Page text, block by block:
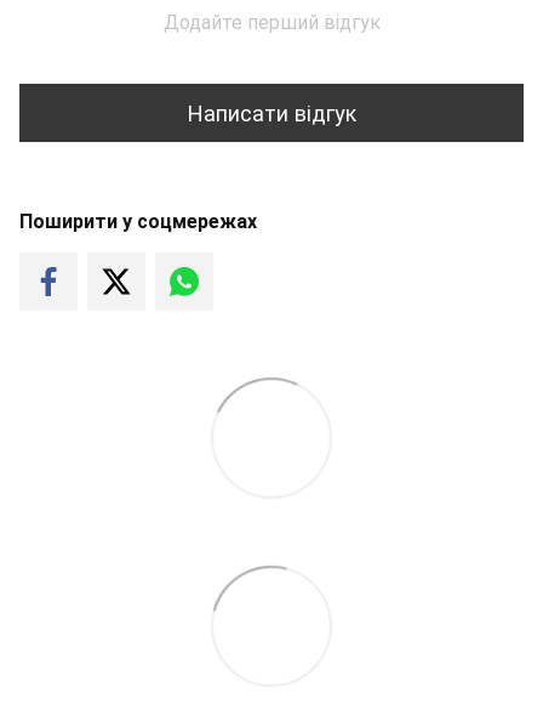
Додайте перший відгук
Написати відгук
Поширити у соцмережах